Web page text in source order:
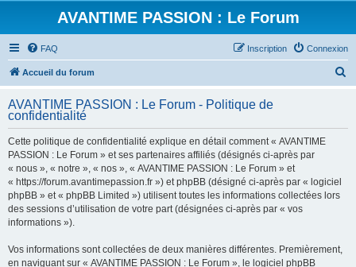
AVANTIME PASSION : Le Forum
FAQ Connexion
Inscription
Accueil du forum
h
AVANTIME PASSION : Le Forum - Politique de
confidentialité
Cette politique de confidentialité explique en détail comment « AVANTIME
PASSION : Le Forum » et ses partenaires affiliés (désignés ci-après par
« nous », « notre », « nos », « AVANTIME PASSION : Le Forum » et
« https://forum.avantimepassion.fr ») et phpBB (désigné ci-après par « logiciel
phpBB » et « phpBB Limited ») utilisent toutes les informations collectées lors
des sessions d’utilisation de votre part (désignées ci-après par « vos
informations »).
Vos informations sont collectées de deux manières différentes. Premièrement,
en naviguant sur « AVANTIME PASSION : Le Forum », le logiciel phpBB